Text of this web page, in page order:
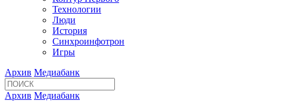
Технологии
Люди
История
Синхроинфотрон
Игры
Архив Медиабанк
Архив Медиабанк